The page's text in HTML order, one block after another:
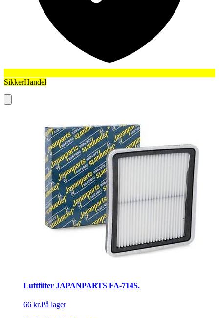
SikkerHandel
Luftfilter JAPANPARTS FA-714S.
66 kr.På lager